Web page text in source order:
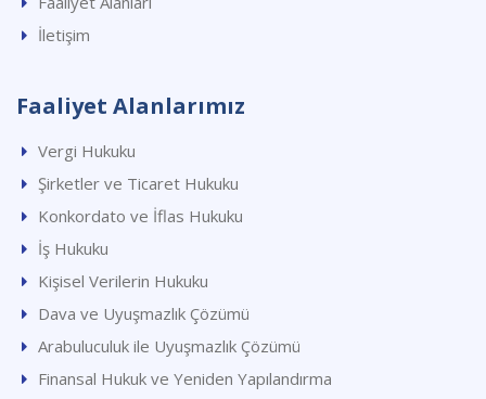
İletişim
Faaliyet Alanlarımız
Vergi Hukuku
Şirketler ve Ticaret Hukuku
Konkordato ve İflas Hukuku
İş Hukuku
Kişisel Verilerin Hukuku
Dava ve Uyuşmazlık Çözümü
Arabuluculuk ile Uyuşmazlık Çözümü
Finansal Hukuk ve Yeniden Yapılandırma